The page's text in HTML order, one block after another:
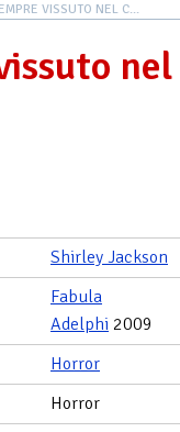
VISSUTO NEL C...
nel
Shirley Jackson
Fabula
Adelphi 2009
Horror
Horror